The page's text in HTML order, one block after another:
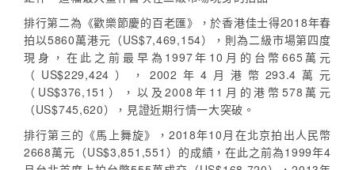
排行第二為《歡樂節慶的百老匯》，於香港佳士得2018年春
拍以5860萬港元（US$7,469,154），則為二級市場第四度
現身，在此之前最早為1997年10月的台幣665萬元
（US$229,424），2002年4月港幣293.4萬元
（US$376,151），以及2008年11月的港幣578萬元
（US$745,620），見證近期行情一大突破。
排行第三的《馬上舞旋》，2018年10月在北京拍出人民幣
2668萬元（US$3,851,551）的成績，在此之前為1999年4